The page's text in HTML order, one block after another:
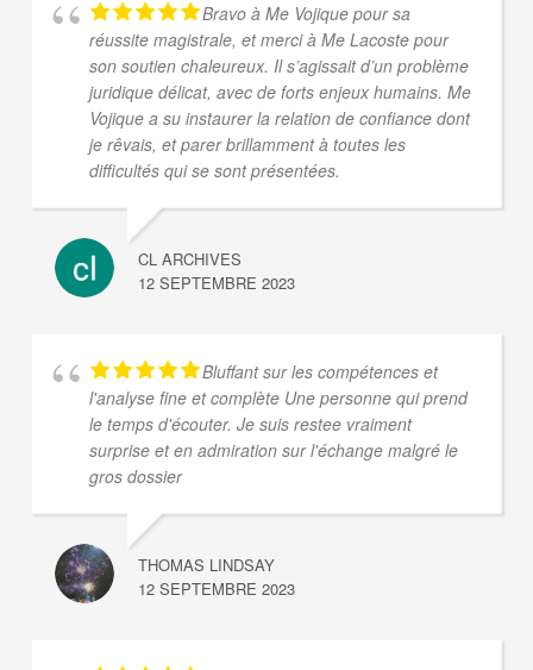
Bravo à Me Vojique pour sa
réussite magistrale, et merci à Me Lacoste pour
son soutien chaleureux. Il s’agissait d’un problème
juridique délicat, avec de forts enjeux humains. Me
Vojique a su instaurer la relation de confiance dont
je rêvais, et parer brillamment à toutes les
difficultés qui se sont présentées.
CL ARCHIVES
12 SEPTEMBRE 2023
Bluffant sur les compétences et
l'analyse fine et complète Une personne qui prend
le temps d'écouter. Je suis restee vraiment
surprise et en admiration sur l'échange malgré le
gros dossier
THOMAS LINDSAY
12 SEPTEMBRE 2023